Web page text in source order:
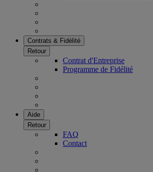
Contrats & Fidélité
Retour
Contrat d'Entreprise
Programme de Fidélité
Aide
Retour
FAQ
Contact